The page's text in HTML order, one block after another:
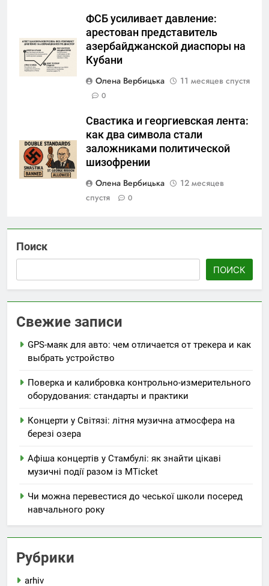
ФСБ усиливает давление:
арестован представитель
азербайджанской диаспоры на
Кубани
Олена Вербицька
11 месяцев спустя
0
Свастика и георгиевская лента:
как два символа стали
заложниками политической
шизофрении
Олена Вербицька
12 месяцев
спустя
0
Поиск
ПОИСК
Свежие записи
GPS-маяк для авто: чем отличается от трекера и как
выбрать устройство
Поверка и калибровка контрольно-измерительного
оборудования: стандарты и практики
Концерти у Світязі: літня музична атмосфера на
березі озера
Афіша концертів у Стамбулі: як знайти цікаві
музичні події разом із MTicket
Чи можна перевестися до чеської школи посеред
навчального року
Рубрики
arhiv